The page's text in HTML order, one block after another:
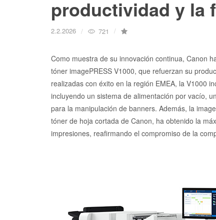
productividad y la
2.2.2026 721
Como muestra de su innovación continua, Canon
tóner imagePRESS V1000, que refuerzan su
realizadas con éxito en la región EMEA, la V1000
incluyendo un sistema de alimentación por vacío,
para la manipulación de banners. Además, la
tóner de hoja cortada de Canon, ha obtenido la
impresiones, reafirmando el compromiso de la